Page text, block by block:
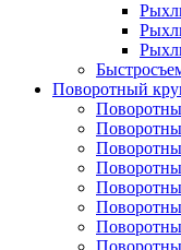
Поворотный